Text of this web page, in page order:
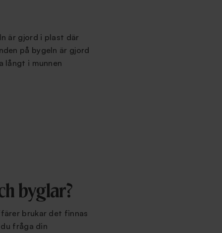
är gjord i plast där
på bygeln är gjord
långt i munnen
byglar?
brukar det finnas
fråga din